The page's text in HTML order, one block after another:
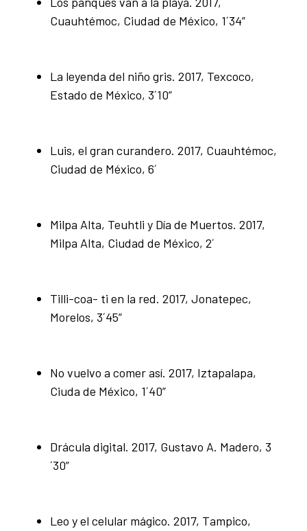
Cuauhtémoc, Ciudad de México, 1´34”
La leyenda del niño gris. 2017, Texcoco,
Estado de México, 3´10”
Luis, el gran curandero. 2017, Cuauhtémoc,
Ciudad de México, 6´
Milpa Alta, Teuhtli y Día de Muertos. 2017,
Milpa Alta, Ciudad de México, 2´
Tilli-coa- ti en la red. 2017, Jonatepec,
Morelos, 3´45”
No vuelvo a comer así. 2017, Iztapalapa,
Ciuda de México, 1´40”
Drácula digital. 2017, Gustavo A. Madero, 3
´30”
Leo y el celular mágico. 2017, Tampico,